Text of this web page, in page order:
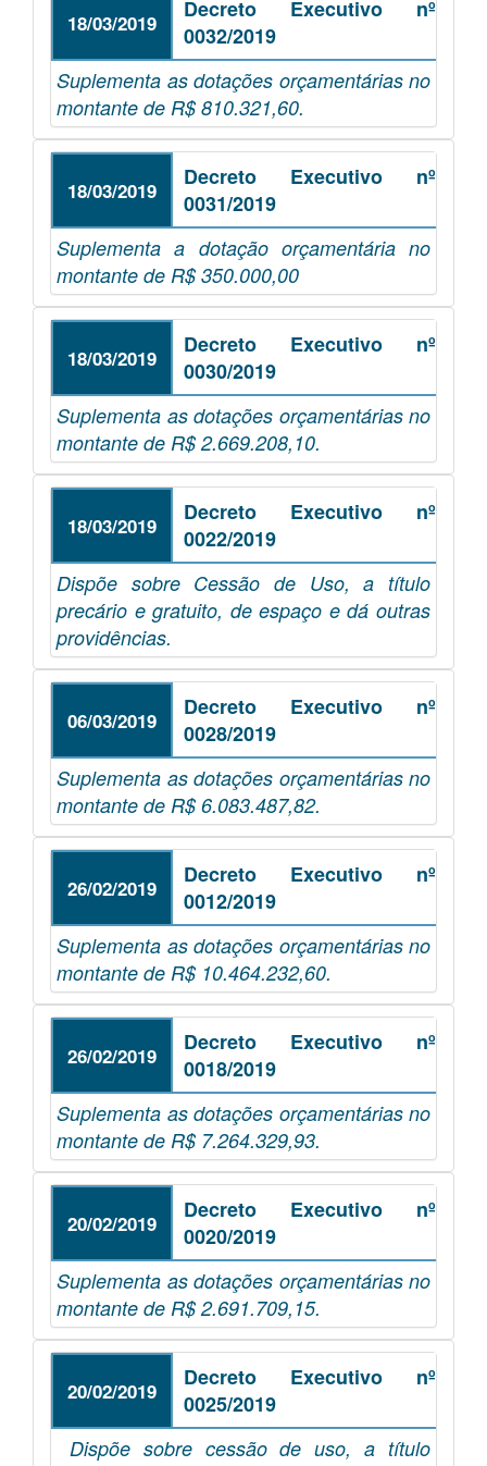
18/03/2019
Decreto Executivo nº
0032/2019
Suplementa as dotações orçamentárias no
montante de R$ 810.321,60.
18/03/2019
Decreto Executivo nº
0031/2019
Suplementa a dotação orçamentária no
montante de R$ 350.000,00
18/03/2019
Decreto Executivo nº
0030/2019
Suplementa as dotações orçamentárias no
montante de R$ 2.669.208,10.
18/03/2019
Decreto Executivo nº
0022/2019
Dispõe sobre Cessão de Uso, a título
precário e gratuito, de espaço e dá outras
providências.
06/03/2019
Decreto Executivo nº
0028/2019
Suplementa as dotações orçamentárias no
montante de R$ 6.083.487,82.
26/02/2019
Decreto Executivo nº
0012/2019
Suplementa as dotações orçamentárias no
montante de R$ 10.464.232,60.
26/02/2019
Decreto Executivo nº
0018/2019
Suplementa as dotações orçamentárias no
montante de R$ 7.264.329,93.
20/02/2019
Decreto Executivo nº
0020/2019
Suplementa as dotações orçamentárias no
montante de R$ 2.691.709,15.
20/02/2019
Decreto Executivo nº
0025/2019
Dispõe sobre cessão de uso, a título